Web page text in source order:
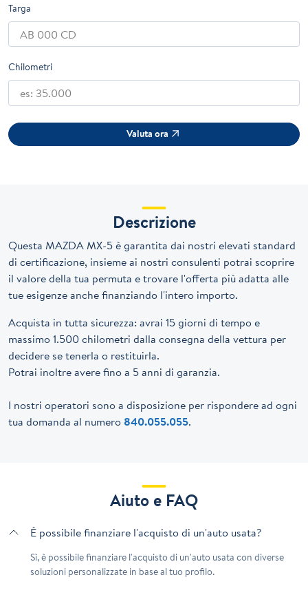
Targa
Chilometri
Valuta ora
Descrizione
Questa MAZDA MX-5 è garantita dai nostri elevati standard
di certificazione, insieme ai nostri consulenti potrai scoprire
il valore della tua permuta e trovare l'offerta più adatta alle
tue esigenze anche finanziando l'intero importo.
Acquista in tutta sicurezza: avrai 15 giorni di tempo e
massimo 1.500 chilometri dalla consegna della vettura per
decidere se tenerla o restituirla.
Potrai inoltre avere fino a 5 anni di garanzia.
I nostri operatori sono a disposizione per rispondere ad ogni
tua domanda al numero 840.055.055.
Aiuto e FAQ
È possibile finanziare l'acquisto di un'auto usata?
Sì, è possibile finanziare l'acquisto di un'auto usata con diverse
soluzioni personalizzate in base al tuo profilo.